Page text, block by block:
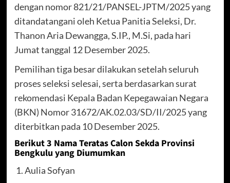
dengan nomor 821/21/PANSEL-JPTM/2025 yang
ditandatangani oleh Ketua Panitia Seleksi, Dr.
Thanon Aria Dewangga, S.IP., M.Si, pada hari
Jumat tanggal 12 Desember 2025.
Pemilihan tiga besar dilakukan setelah seluruh
proses seleksi selesai, serta berdasarkan surat
rekomendasi Kepala Badan Kepegawaian Negara
(BKN) Nomor 31672/AK.02.03/SD/II/2025 yang
diterbitkan pada 10 Desember 2025.
Berikut 3 Nama Teratas Calon Sekda Provinsi
Bengkulu yang Diumumkan
1. Aulia Sofyan